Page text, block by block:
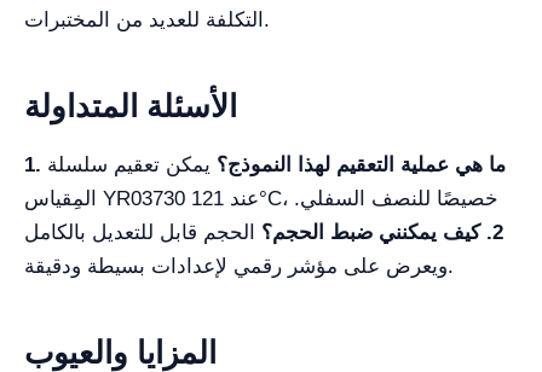
التكلفة للعديد من المختبرات.
الأسئلة المتداولة
1. ما هي عملية التعقيم لهذا النموذج؟ يمكن تعقيم سلسلة
المِقياس YR03730 عند 121°C، خصيصًا للنصف السفلي.
2. كيف يمكنني ضبط الحجم؟
الحجم قابل للتعديل بالكامل
ويعرض على مؤشر رقمي لإعدادات بسيطة ودقيقة.
المزايا والعيوب